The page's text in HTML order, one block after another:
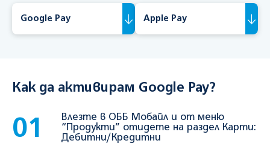
Google Pay Apple Pay
Как да активирам Google Pay?
01
Влезте в ОББ Мобайл и от меню
“Продукти” отидете на раздел Карти:
Дебитни/Кредитни